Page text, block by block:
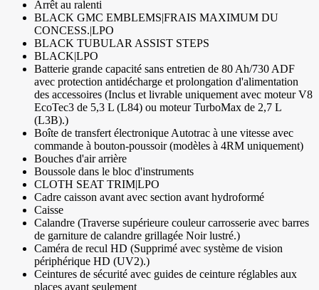
Arrêt au ralenti
BLACK GMC EMBLEMS|FRAIS MAXIMUM DU
CONCESS.|LPO
BLACK TUBULAR ASSIST STEPS
BLACK|LPO
Batterie grande capacité sans entretien de 80 Ah/730 ADF
avec protection antidécharge et prolongation d'alimentation
des accessoires (Inclus et livrable uniquement avec moteur V8
EcoTec3 de 5,3 L (L84) ou moteur TurboMax de 2,7 L
(L3B).)
Boîte de transfert électronique Autotrac à une vitesse avec
commande à bouton-poussoir (modèles à 4RM uniquement)
Bouches d'air arrière
Boussole dans le bloc d'instruments
CLOTH SEAT TRIM|LPO
Cadre caisson avant avec section avant hydroformé
Caisse
Calandre (Traverse supérieure couleur carrosserie avec barres
de garniture de calandre grillagée Noir lustré.)
Caméra de recul HD (Supprimé avec système de vision
périphérique HD (UV2).)
Ceintures de sécurité avec guides de ceinture réglables aux
places avant seulement